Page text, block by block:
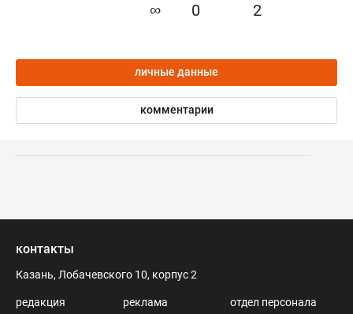
∞ 0 2
личные данные
комментарии
контакты
Казань, Лобачевского 10, корпус 2
редакция
реклама
отдел персонала